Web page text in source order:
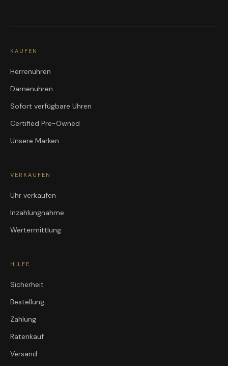
KAUFEN
Herrenuhren
Damenuhren
Sofort verfügbare Uhren
Certified Pre-Owned
Unsere Marken
VERKAUFEN
Uhr verkaufen
Inzahlungnahme
Wertermittlung
HILFE
Sicherheit
Bestellung
Zahlung
Ratenkauf
Versand